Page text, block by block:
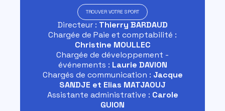
TROUVER VOTRE SPORT
Directeur : Thierry BARDAUD
Chargée de Paie et comptabilité :
Christine MOULLEC
Chargée de développement -
événements : Laurie DAVION
Chargés de communication : Jacque
SANDJE et Elias MATJAOUJ
Assistante administrative : Carole
GUION